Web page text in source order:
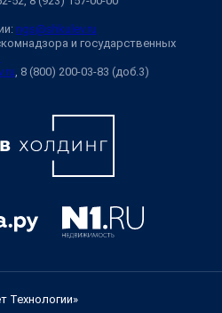
ngs@shkulev.ru
и государственных
, 8 (800) 200-03-83 (доб.3)
Технологии»